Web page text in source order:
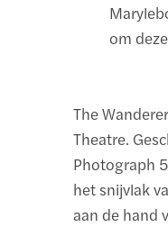
om
The
Theatre.
Photograph
het snijvlak
aan de hand